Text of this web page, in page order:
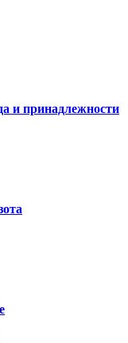
и принадлежности